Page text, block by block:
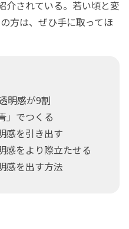
介されている。若い頃と変
方は、ぜひ手に取ってほ
明感が9割
」でつくる
感を引き出す
をより際立たせる
感を出す方法